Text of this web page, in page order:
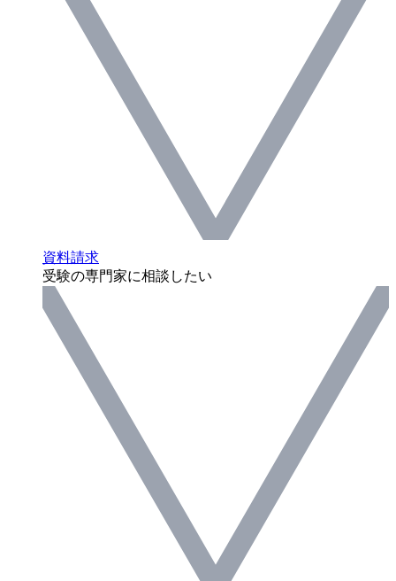
資料請求
受験の専門家に相談したい